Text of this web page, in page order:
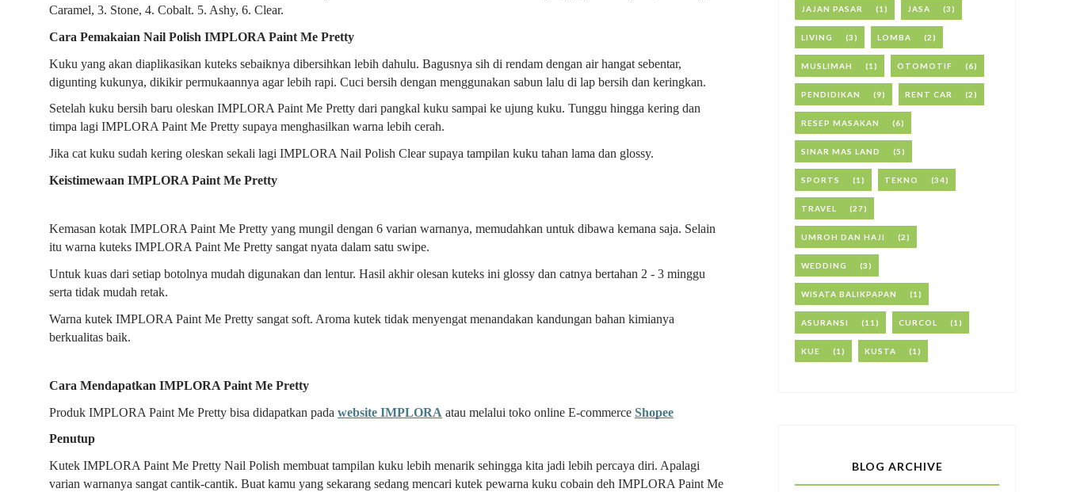
Caramel, 3. Stone, 4. Cobalt. 5. Ashy, 6. Clear.
Cara Pemakaian Nail Polish IMPLORA Paint Me Pretty
Kuku yang akan diaplikasikan kuteks sebaiknya dibersihkan lebih dahulu. Bagusnya sih di rendam dengan air hangat sebentar,
digunting kukunya, dikikir permukaannya agar lebih rapi. Cuci bersih dengan menggunakan sabun lalu di lap bersih dan keringkan.
Setelah kuku bersih baru oleskan IMPLORA Paint Me Pretty dari pangkal kuku sampai ke ujung kuku. Tunggu hingga kering dan
timpa lagi IMPLORA Paint Me Pretty supaya menghasilkan warna lebih cerah.
Jika cat kuku sudah kering oleskan sekali lagi IMPLORA Nail Polish Clear supaya tampilan kuku tahan lama dan glossy.
Keistimewaan IMPLORA Paint Me Pretty
Kemasan kotak IMPLORA Paint Me Pretty yang mungil dengan 6 varian warnanya, memudahkan untuk dibawa kemana saja. Selain
itu warna kuteks IMPLORA Paint Me Pretty sangat nyata dalam satu swipe.
Untuk kuas dari setiap botolnya mudah digunakan dan lentur. Hasil akhir olesan kuteks ini glossy dan catnya bertahan 2 - 3 minggu
serta tidak mudah retak.
Warna kutek IMPLORA Paint Me Pretty sangat soft. Aroma kutek tidak menyengat menandakan kandungan bahan kimianya
berkualitas baik.
Cara Mendapatkan IMPLORA Paint Me Pretty
Produk IMPLORA Paint Me Pretty bisa didapatkan pada website IMPLORA atau melalui toko online E-commerce Shopee
Penutup
Kutek IMPLORA Paint Me Pretty Nail Polish membuat tampilan kuku lebih menarik sehingga kita jadi lebih percaya diri. Apalagi
varian warnanya sangat cantik-cantik. Buat kamu yang sekarang sedang mencari kutek pewarna kuku cobain deh IMPLORA Paint Me
JAJAN PASAR (1) JASA (3)
LIVING (3) LOMBA (2)
MUSLIMAH (1) OTOMOTIF (6)
PENDIDIKAN (9) RENT CAR (2)
RESEP MASAKAN (6)
SINAR MAS LAND (5)
SPORTS (1) TEKNO (34)
TRAVEL (27)
UMROH DAN HAJI (2)
WEDDING (3)
WISATA BALIKPAPAN (1)
ASURANSI (11) CURCOL (1)
KUE (1) KUSTA (1)
BLOG ARCHIVE